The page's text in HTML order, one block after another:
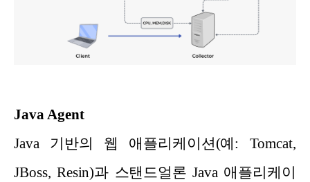
Java Agent
Java 기반의 웹 애플리케이션(예: Tomcat,
JBoss, Resin)과 스탠드얼론 Java 애플리케이